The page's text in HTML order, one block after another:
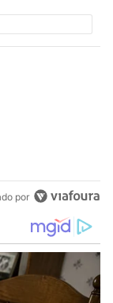
en los
comentarios.
comentarios.
por